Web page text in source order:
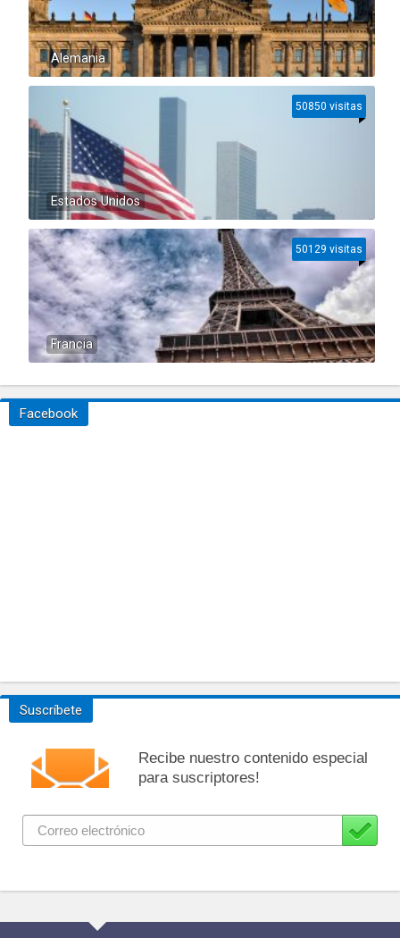
Alemania
Estados Unidos
50850 visitas
Francia
50129 visitas
Facebook
Suscríbete
Recibe nuestro contenido especial
para suscriptores!